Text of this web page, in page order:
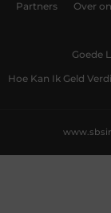
Partners Over
Goede
Hoe Kan Ik Geld